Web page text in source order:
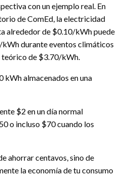
con un ejemplo real. En
de ComEd, la electricidad
alrededor de $0.10/kWh puede
kWh durante eventos climáticos
de $3.70/kWh.
kWh almacenados en una
$2 en un día normal
o incluso $70 cuando los
ahorrar centavos, sino de
la economía de tu consumo